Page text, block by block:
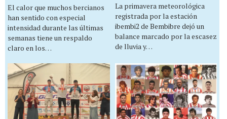
El calor que muchos bercianos
han sentido con especial
intensidad durante las últimas
semanas tiene un respaldo
claro en los…
La primavera meteorológica
registrada por la estación
ibembi2 de Bembibre dejó un
balance marcado por la escasez
de lluvia y…